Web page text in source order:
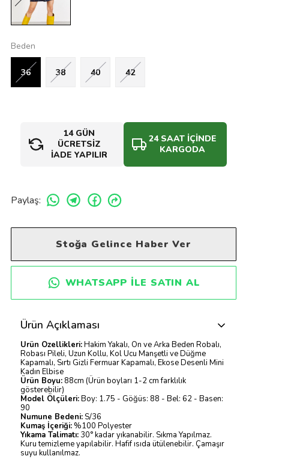
Beden
36 38 40 42
14 GÜN
ÜCRETSİZ
İADE YAPILIR
24 SAAT İÇİNDE
KARGODA
Paylaş:
Stoğa Gelince Haber Ver
WHATSAPP ILE SATIN AL
Ürün Açıklaması
Ürün Özellikleri:Hakim Yakalı, Ön ve Arka Beden Robalı,
Robası Pileli, Uzun Kollu, Kol Ucu Manşetli ve Düğme
Kapamalı, Sırtı Gizli Fermuar Kapamalı, Ekose Desenli Mini
Kadın Elbise
Ürün Boyu: 88cm (Ürün boyları 1-2 cm farklılık
gösterebilir)
Model Ölçüleri:Boy: 1.75 - Göğüs: 88 - Bel: 62 - Basen:
90
Numune Bedeni: S/36
Kumaş İçeriği: %100 Polyester
Yıkama Talimatı:30° kadar yıkanabilir. Sıkma Yapılmaz.
Kuru temizleme yapılabilir. Hafif ısıda ütülenebilir. Çamaşır
suyu kullanılmaz.